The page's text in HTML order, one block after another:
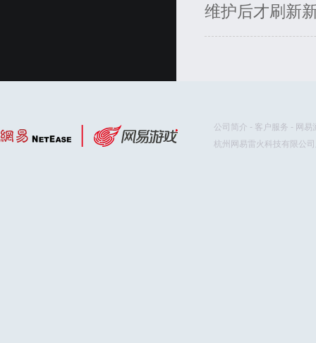
维护后才刷新
公司简介 - 客户服务 - 网易
杭州网易雷火科技有限公